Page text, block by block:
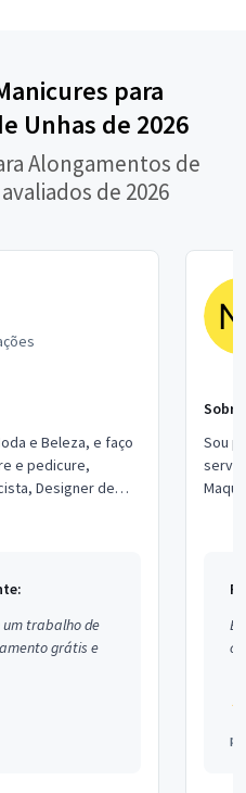
para
Unhas de 2026
Alongamentos de
de 2026
e Beleza, e faço
e pedicure,
Designer de
trabalho de
grátis e
Sou